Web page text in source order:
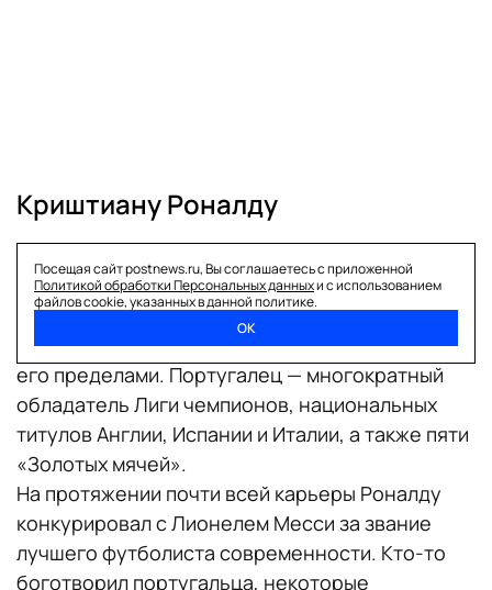
Криштиану Роналду
отдаленным от футбола людям. Роналду —
нападающий мирового уровня, являющийся
примером для подражания как на поле, так и за
его пределами. Португалец — многократный
обладатель Лиги чемпионов, национальных
титулов Англии, Испании и Италии, а также пяти
«Золотых мячей».
На протяжении почти всей карьеры Роналду
конкурировал с Лионелем Месси за звание
лучшего футболиста современности. Кто-то
боготворил португальца, некоторые
Посещая сайт postnews.ru, Вы соглашаетесь с приложенной
Политикой обработки Персональных данныхи с использованием
файлов cookie, указанных в данной политике.
ОК